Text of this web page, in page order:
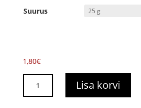
Suurus
1,80€
(mica)
Lisa korvi